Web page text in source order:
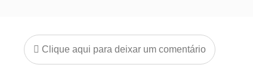
Clique aqui para deixar um comentário